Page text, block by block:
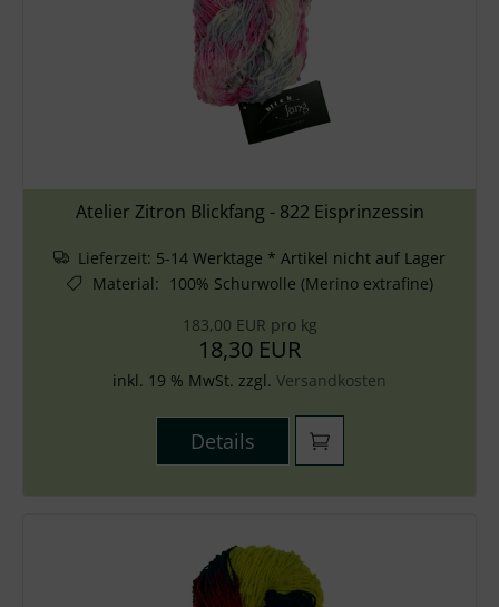
Atelier Zitron Blickfang - 822 Eisprinzessin
Lieferzeit: 5-14 Werktage * Artikel nicht auf Lager
Material: 100% Schurwolle (Merino extrafine)
183,00 EUR pro kg
18,30 EUR
inkl. 19 % MwSt. zzgl. Versandkosten
Details